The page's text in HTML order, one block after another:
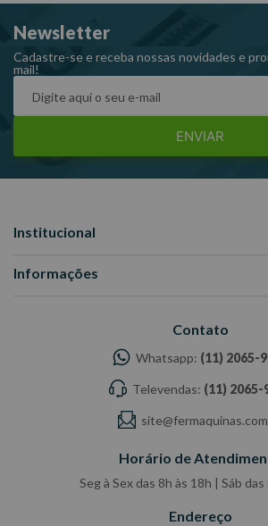
Newsletter
Cadastre-se e receba nossas novidades e
mail!
ENVIAR
Institucional
Informações
Contato
Whatsapp: (11) 2065-
Televendas: (11) 2065-
Horário de
Seg à Sex das 8h às 18h | Sáb
Endereço